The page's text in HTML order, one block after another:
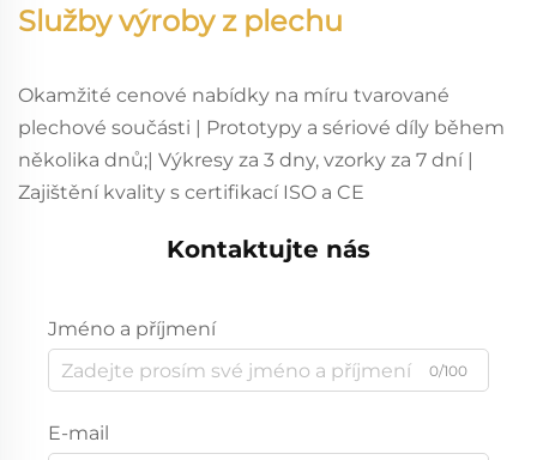
Služby výroby z plechu
Okamžité cenové nabídky na míru tvarované
plechové součásti | Prototypy a sériové díly během
několika dnů;| Výkresy za 3 dny, vzorky za 7 dní |
Zajištění kvality s certifikací ISO a CE
Kontaktujte nás
Jméno a příjmení
0/100
E-mail